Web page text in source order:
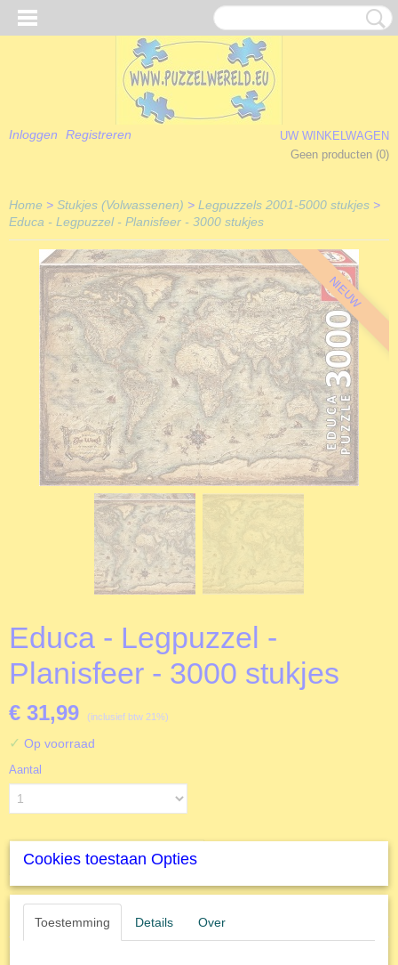
Inloggen Registreren
UW WINKELWAGEN
Geen producten (0)
Home > Stukjes (Volwassenen) > Legpuzzels 2001-5000 stukjes >
Educa - Legpuzzel - Planisfeer - 3000 stukjes
NIEUW
Educa - Legpuzzel -
Planisfeer - 3000 stukjes
€ 31,99 (inclusief btw 21%)
✓ Op voorraad
Aantal
IN WINKELWAGEN
Specificaties
Cookies toestaan Opties
Toestemming Details Over